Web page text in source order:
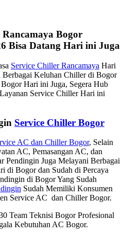
Bogor
Bisa Datang Hari ini Juga
Service Chiller Rancamaya Hari
Keluhan Chiller di Bogor
Hari ini Juga, Segera Hub
Service Chiller Hari ini
Service Chiller Bogor
AC dan Chiller Bogor, Selain
AC, Pemasangan AC, dan
Pendingin Juga Melayani Berbagai
di Bogor dan Sudah di Percaya
di Bogor Yang Sudah
Sudah Memiliki Konsumen
Service AC dan Chiller Bogor.
Team Teknisi Bogor Profesional
Kebutuhan AC Bogor.